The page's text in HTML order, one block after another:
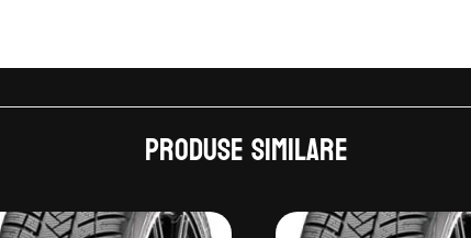
Produse similare